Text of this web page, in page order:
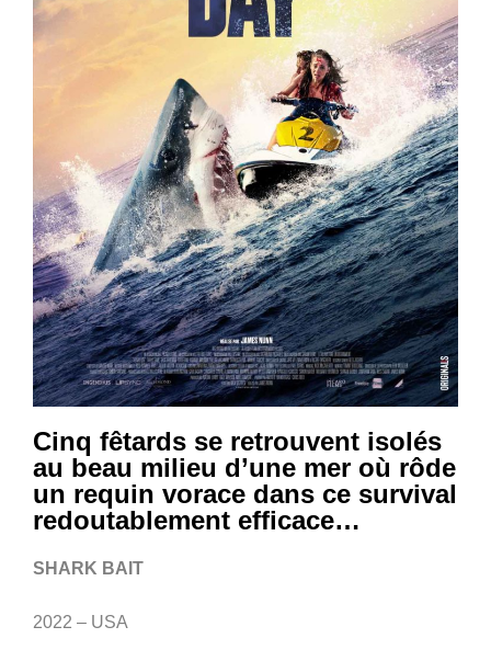
Cinq fêtards se retrouvent isolés
au beau milieu d’une mer où rôde
un requin vorace dans ce survival
redoutablement efficace…
SHARK BAIT
2022 – USA